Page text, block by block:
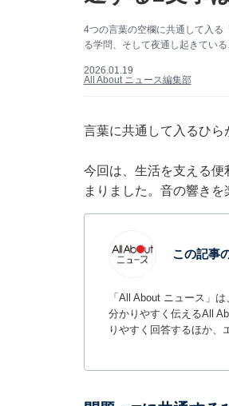
4つの言葉の空欄に共通して入る
る学問、そして夜通し起きている
2026.01.19
All About ニュース編集部
言葉に共通して入るひら
今回は、生活を支える
まりました。音の響きを
この記事
「All About ニュース」
分かりやすく伝えるAll
りやすく回答するほか、